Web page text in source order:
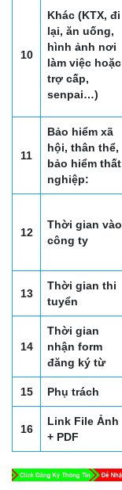
10
Khác (KTX, đi
lại, ăn uống,
hình ảnh nơi
làm việc hoặc
trợ cấp,
senpai…)
11
Bảo hiểm xã
hội, thân thể,
bảo hiểm thất
nghiệp:
12
Thời gian vào
công ty
13
Thời gian thi
tuyển
14
Thời gian
nhận form
đăng ký từ
15 Phụ trách
16
Link File Ảnh
+ PDF